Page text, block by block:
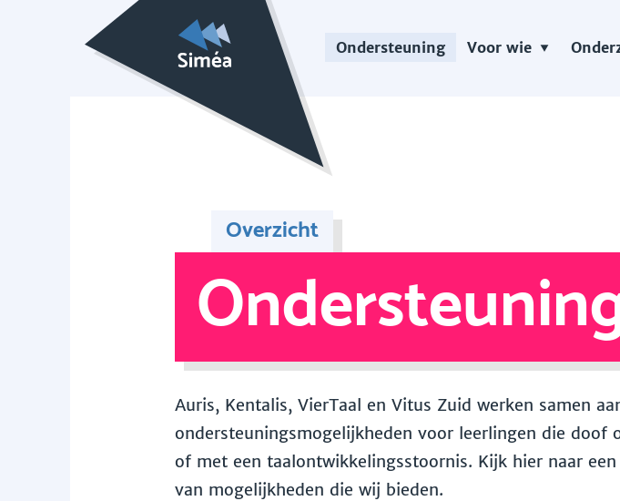
Ondersteuning Voor wie
Overzicht
Auris, Kentalis, VierTaal en Vitus Zuid werken samen
ondersteuningsmogelijkheden voor leerlingen die doof
of met een taalontwikkelingsstoornis. Kijk hier naar
van mogelijkheden die wij bieden.